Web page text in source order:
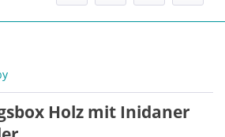
Holz mit Inidaner